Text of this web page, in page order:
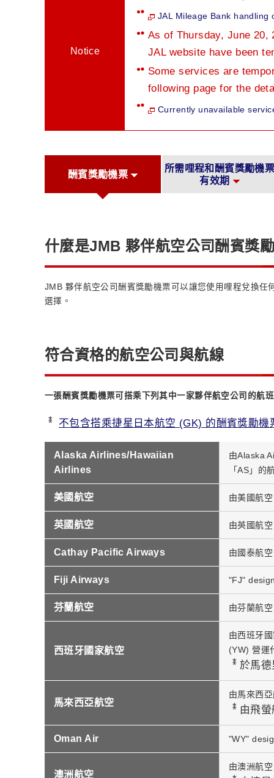
Notice
JAL Mileage Bank handling
As of Thursday, June 20,
JAL website have been
Some services are
following page for the
Currently unavailable
酬賓獎勵機票
所需哩程和酬賓獎勵機
有效期
什麼是JMB 夥伴航空公司酬賓獎
JMB 夥伴航空公司酬賓獎勵機票可以讓您使用哩程兌換
選擇。
符合資格的航空公司與航線
一張酬賓獎勵機票可搭乘下列其中一家夥伴航空公司的航
* 不包含搭乘捷星日本航空 (GK) 的酬賓獎勵機
Alaska Airlines/Hawaiian
Airlines
由Alaska
「AS」的
美國航空 由美國航
英國航空 由英國航
Cathay Pacific Airways 由國泰航
Fiji Airways "FJ"
芬蘭航空 由芬蘭航
西班牙國家航空
由西班牙
(YW) 營運
* 於馬
馬來西亞航空
由馬來西
* 由飛
Oman Air "WY"
澳洲航空
由澳洲航